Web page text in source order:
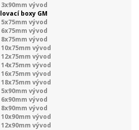
3x90mm vývod
boxy GM
5x75mm vývod
6x75mm vývod
8x75mm vývod
10x75mm vývod
12x75mm vývod
14x75mm vývod
16x75mm vývod
18x75mm vývod
5x90mm vývod
6x90mm vývod
8x90mm vývod
10x90mm vývod
12x90mm vývod